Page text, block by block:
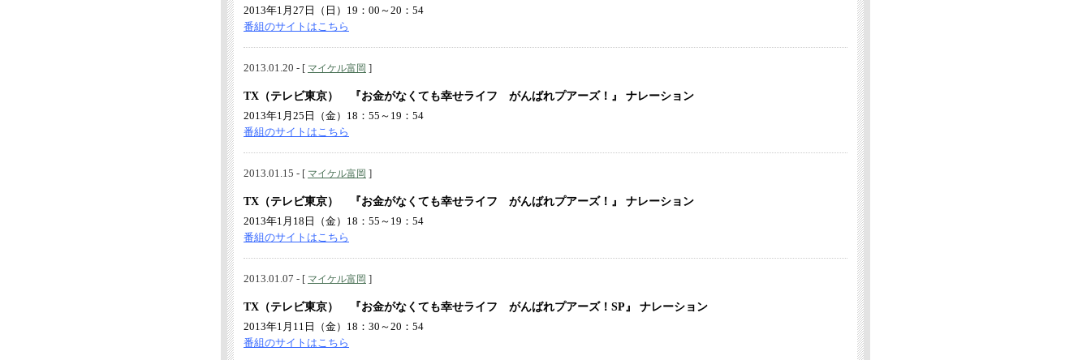
2013年1月27日（日）19：00～20：54
番組のサイトはこちら
2013.01.20 - [ マイケル富岡 ]
TX（テレビ東京） 『お金がなくても幸せライフ がんばれプアーズ！』 ナレーション
2013年1月25日（金）18：55～19：54
番組のサイトはこちら
2013.01.15 - [ マイケル富岡 ]
TX（テレビ東京） 『お金がなくても幸せライフ がんばれプアーズ！』 ナレーション
2013年1月18日（金）18：55～19：54
番組のサイトはこちら
2013.01.07 - [ マイケル富岡 ]
TX（テレビ東京） 『お金がなくても幸せライフ がんばれプアーズ！SP』 ナレーション
2013年1月11日（金）18：30～20：54
番組のサイトはこちら